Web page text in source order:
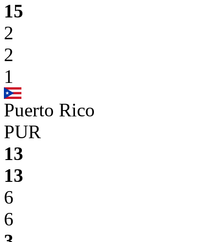
15
2
2
1
Puerto Rico
PUR
13
13
6
6